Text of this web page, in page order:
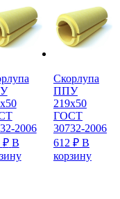
2006
₽ В
Скорлупа
ППУ
219х50
ГОСТ
30732-2006
612 ₽ В
корзину